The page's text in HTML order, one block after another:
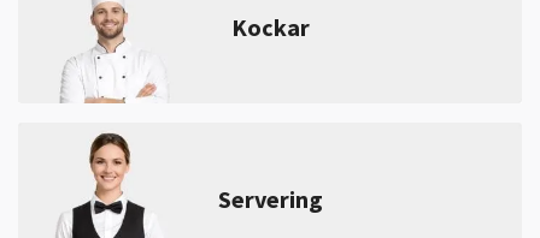
Kockar
Servering